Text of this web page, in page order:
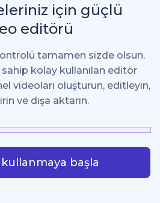
için güçlü
editörü
tamamen sizde olsun.
kolay kullanılan editör
videoları oluşturun, editleyin,
ve dışa aktarın.
başla